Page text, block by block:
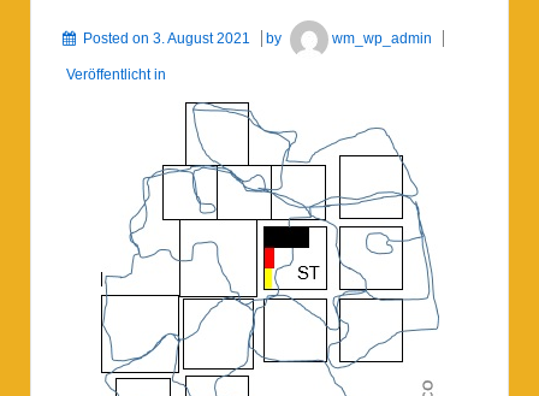
Posted on 3. August 2021 by wm_wp_admin
Veröffentlicht in